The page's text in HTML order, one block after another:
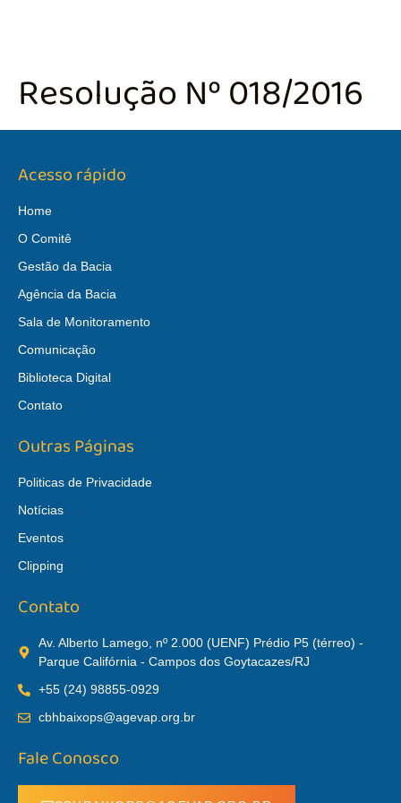
Resolução Nº 018/2016
Acesso rápido
Home
O Comitê
Gestão da Bacia
Agência da Bacia
Sala de Monitoramento
Comunicação
Biblioteca Digital
Contato
Outras Páginas
Politicas de Privacidade
Notícias
Eventos
Clipping
Contato
Av. Alberto Lamego, nº 2.000 (UENF) Prédio P5 (térreo) -
Parque Califórnia - Campos dos Goytacazes/RJ
+55 (24) 98855-0929
cbhbaixops@agevap.org.br
Fale Conosco